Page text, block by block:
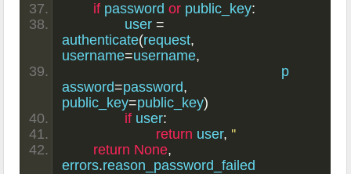
if password or public_key:
		user
=
authenticate(request,
username=username,
assword=password,
public_key=public_key)
if user:
return user, ''
return None,
errors.reason_password_failed